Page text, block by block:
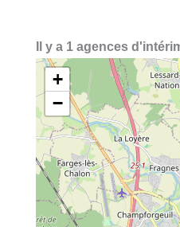
Il y a 1 agences
+
−